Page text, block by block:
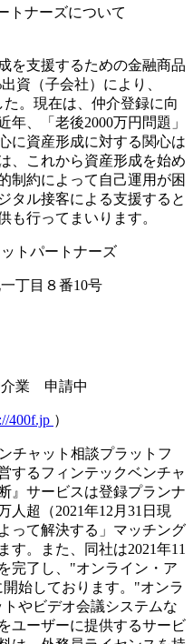
トナーズについて
を支援するための金融商品
資（子会社）により、
。現在は、仲介登録に向
、「老後2000万円問題」
に資産形成に対する関心は
、これから資産形成を始め
制約によって自己運用が困
タル接客による支援すると
も行ってまいります。
トパートナーズ
丁目８番10号
介業 申請中
400f.jp ）
チャット相談プラットフ
するフィンテックベンチャ
』サービスは登録プランナ
人超（2021年12月31日現
って解決する」マッチング
す。また、同社は2021年11
完了し、"オンライン・ア
始しております。"オンラ
やビデオ会議システムな
ユーザーに提供するサービ